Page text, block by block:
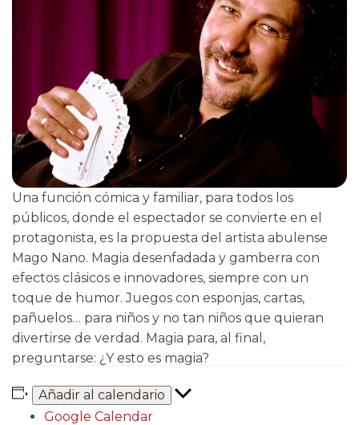
Una función cómica y familiar, para todos los
públicos, donde el espectador se convierte en el
protagonista, es la propuesta del artista abulense
Mago Nano. Magia desenfadada y gamberra con
efectos clásicos e innovadores, siempre con un
toque de humor. Juegos con esponjas, cartas,
pañuelos… para niños y no tan niños que quieran
divertirse de verdad. Magia para, al final,
preguntarse: ¿Y esto es magia?
Añadir al calendario
Google Calendar